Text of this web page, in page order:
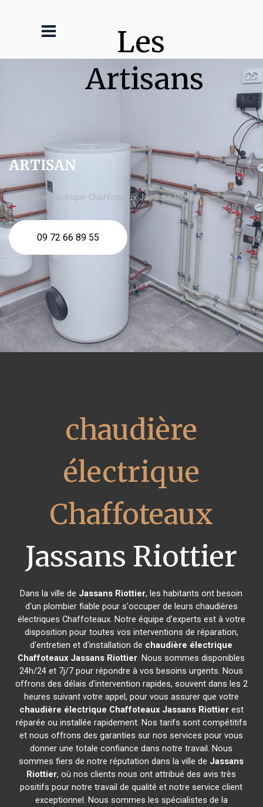
Les
Artisans
ARTISAN
chaudière électrique Chaffoteaux Jassans Riottier
09 72 66 89 55
chaudière
électrique
Chaffoteaux
Jassans Riottier
Dans la ville de Jassans Riottier, les habitants ont besoin
d'un plombier fiable pour s'occuper de leurs chaudières
électriques Chaffoteaux. Notre équipe d'experts est à votre
disposition pour toutes vos interventions de réparation,
d'entretien et d'installation de chaudière électrique
Chaffoteaux Jassans Riottier. Nous sommes disponibles
24h/24 et 7j/7 pour répondre à vos besoins urgents. Nous
offrons des délais d'intervention rapides, souvent dans les 2
heures suivant votre appel, pour vous assurer que votre
chaudière électrique Chaffoteaux Jassans Riottierest
réparée ou installée rapidement. Nos tarifs sont compétitifs
et nous offrons des garanties sur nos services pour vous
donner une totale confiance dans notre travail. Nous
sommes fiers de notre réputation dans la ville de Jassans
Riottier, où nos clients nous ont attribué des avis très
positifs pour notre travail de qualité et notre service client
exceptionnel. Nous sommes les spécialistes de la